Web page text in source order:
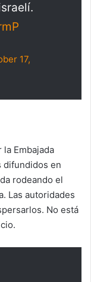
17,
Embajada
difundidos en
rodeando el
Las autoridades
No está